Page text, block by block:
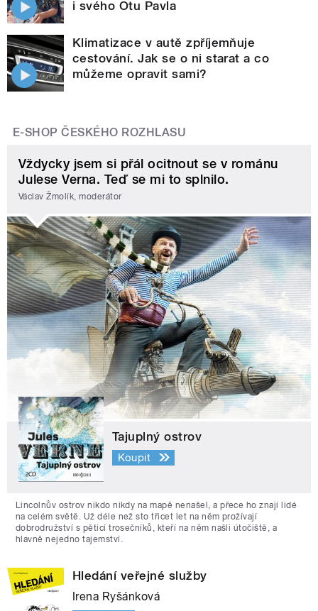
i svého Otu Pavla
Klimatizace v autě zpříjemňuje
cestování. Jak se o ni starat a co
můžeme opravit sami?
E-SHOP ČESKÉHO ROZHLASU
Vždycky jsem si přál ocitnout se v románu
Julese Verna. Teď se mi to splnilo.
Václav Žmolík, moderátor
Tajuplný ostrov
Koupit
Lincolnův ostrov nikdo nikdy na mapě nenašel, a přece ho znají lidé
na celém světě. Už déle než sto třicet let na něm prožívají
dobrodružství s pěticí trosečníků, kteří na něm našli útočiště, a
hlavně nejedno tajemství.
Hledání veřejné služby
Irena Ryšánková